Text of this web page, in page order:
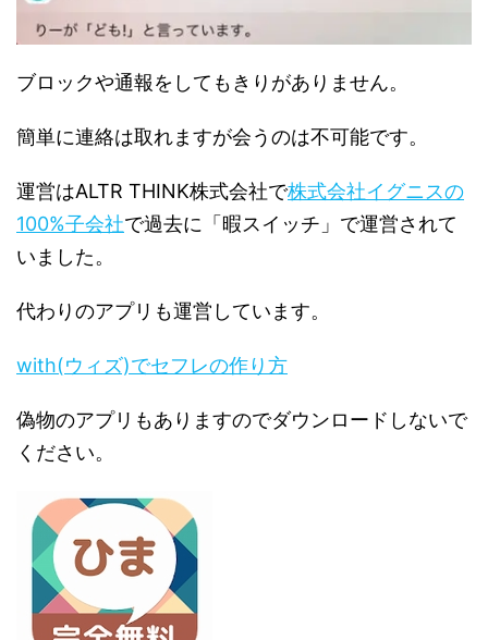
ブロックや通報をしてもきりがありません。
簡単に連絡は取れますが会うのは不可能です。
運営はALTR THINK株式会社で株式会社イグニスの
100%子会社で過去に「暇スイッチ」で運営されて
いました。
代わりのアプリも運営しています。
with(ウィズ)でセフレの作り方
偽物のアプリもありますのでダウンロードしないで
ください。